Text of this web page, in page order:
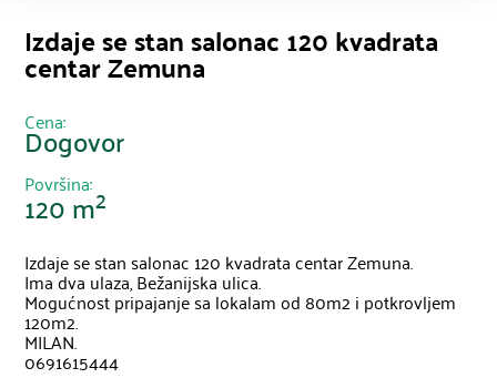
Izdaje se stan salonac 120 kvadrata
centar Zemuna
Cena:
Dogovor
Površina:
120 m2
Izdaje se stan salonac 120 kvadrata centar Zemuna.
Ima dva ulaza, Bežanijska ulica.
Mogućnost pripajanje sa lokalam od 80m2 i potkrovljem
120m2.
MILAN.
0691615444